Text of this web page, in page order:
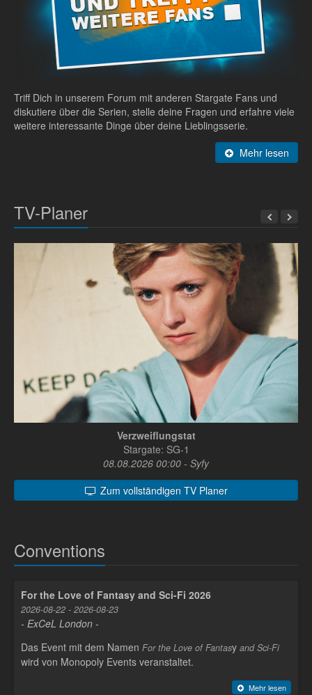
Triff Dich in unserem Forum mit anderen Stargate Fans und
diskutiere über die Serien, stelle deine Fragen und erfahre viele
weitere interessante Dinge über deine Lieblingsserie.
Mehr lesen
TV-Planer
Verzweiflungstat
Stargate: SG-1
08.08.2026 00:00 - Syfy
Zum vollständigen TV Planer
Conventions
For the Love of Fantasy and Sci-Fi 2026
2026-08-22 - 2026-08-23
- ExCeL London -
Das Event mit dem Namen For the Love of Fantasy and Sci-Fi
wird von Monopoly Events veranstaltet.
Mehr lesen